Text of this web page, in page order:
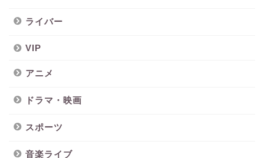
ライバー
VIP
アニメ
ドラマ・映画
スポーツ
音楽ライブ